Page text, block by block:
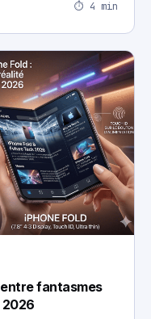
⏱ 4 min
entre fantasmes